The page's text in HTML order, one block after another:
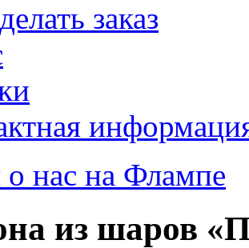
заказ
нас на Флампе
из шаров